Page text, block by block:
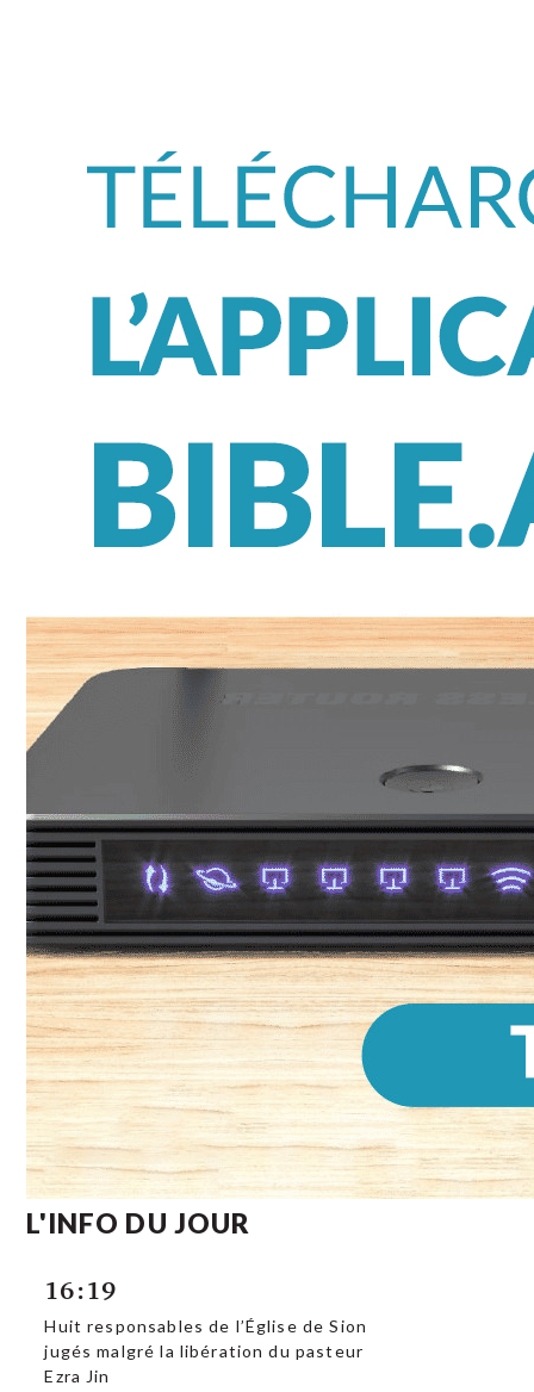
L'INFO DU JOUR
16:19
Huit responsables de l’Église de Sion
jugés malgré la libération du pasteur
Ezra Jin